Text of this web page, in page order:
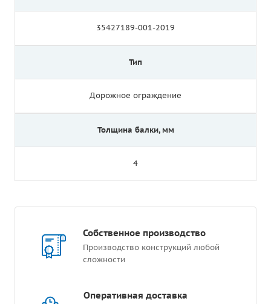
35427189-001-2019
Тип
Дорожное ограждение
Толщина балки, мм
4
Собственное производство
Производство конструкций любой
сложности
Оперативная доставка